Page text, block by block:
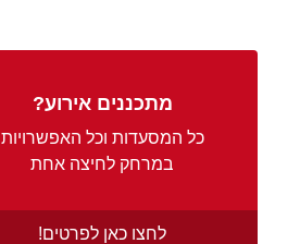
מתכננים אירוע?
כל המסעדות וכל האפשרויות
במרחק לחיצה אחת
לחצו כאן לפרטים!